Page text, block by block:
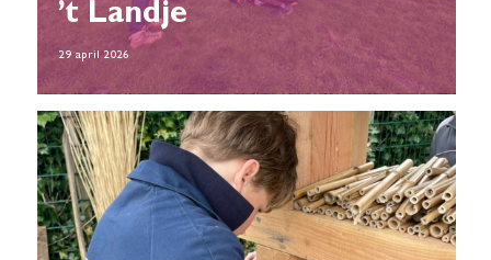
’t Landje
29 april 2026